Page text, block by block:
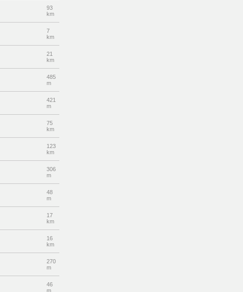
93
km
7
km
21
km
485
m
421
m
75
km
123
km
306
m
48
m
17
km
16
km
270
m
46
m